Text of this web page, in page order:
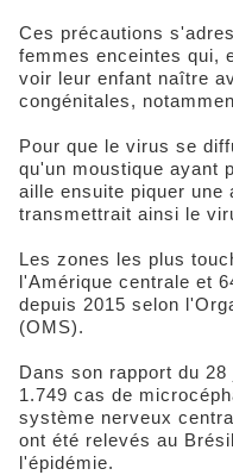
Ces précautions
femmes enceintes qui,
voir leur enfant naître
congénitales,
Pour que le virus se
qu'un moustique ayant
aille ensuite piquer une
transmettrait ainsi le
Les zones les plus
l'Amérique centrale et
depuis 2015 selon
(OMS).
Dans son rapport du
1.749 cas de
système nerveux
ont été relevés au
l'épidémie.